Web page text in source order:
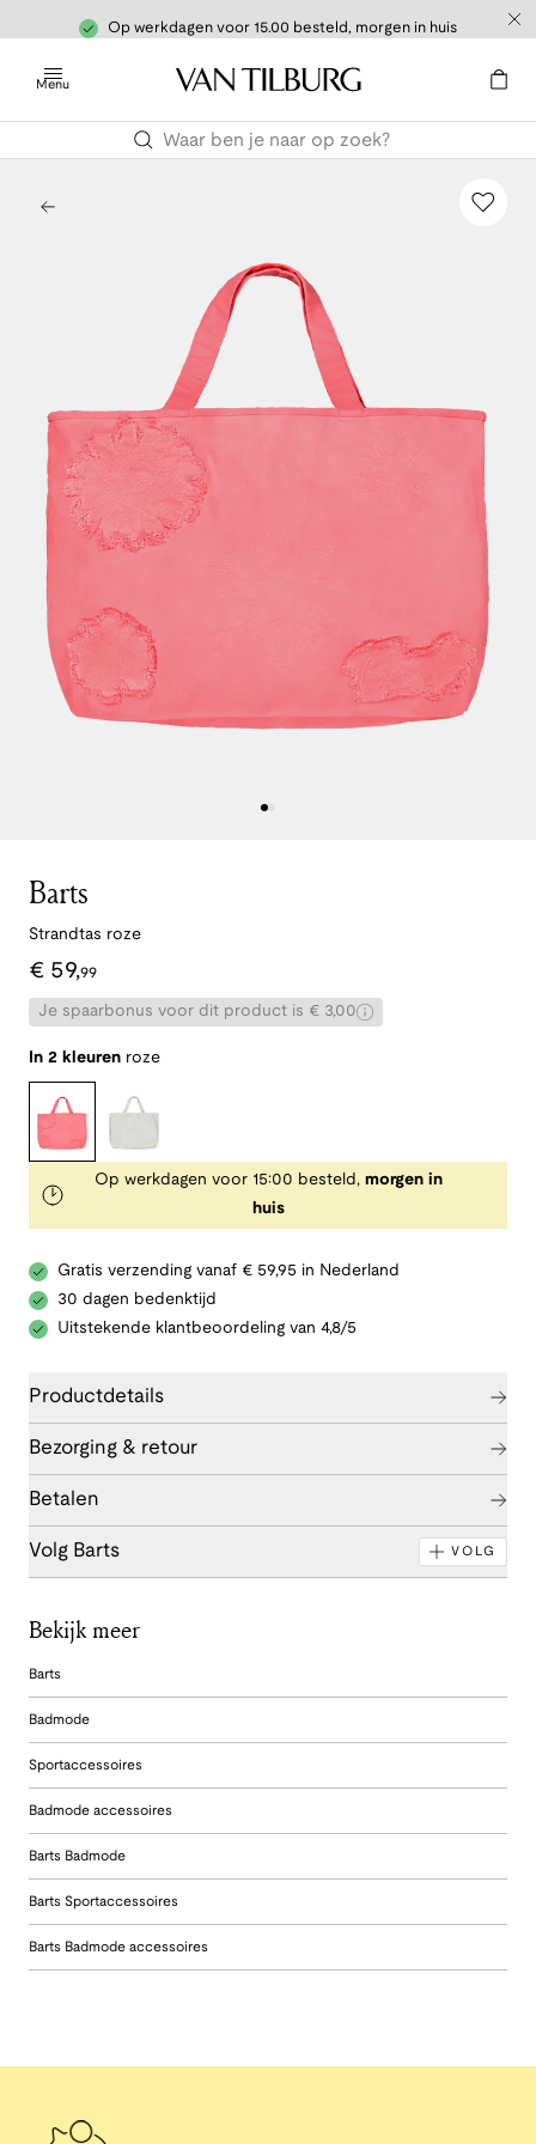
Op werkdagen voor 15.00 besteld, morgen in huis
Menu
Barts
Strandtas roze
€ 59,99
Je spaarbonus voor dit product is € 3,00
In 2 kleuren roze
Op werkdagen voor 15:00 besteld, morgen in
huis
Gratis verzending vanaf € 59,95 in Nederland
30 dagen bedenktijd
Uitstekende klantbeoordeling van 4,8/5
Productdetails
Bezorging & retour
Betalen
Volg Barts VOLG
Bekijk meer
Barts
Badmode
Sportaccessoires
Badmode accessoires
Barts Badmode
Barts Sportaccessoires
Barts Badmode accessoires